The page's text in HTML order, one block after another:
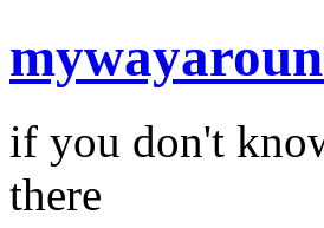
if you don't
there